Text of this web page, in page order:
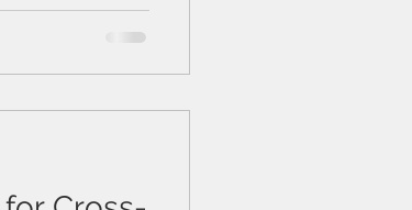
國投資者的行為